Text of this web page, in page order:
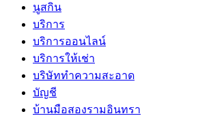
นูสกิน
บริการ
บริการออนไลน์
บริการให้เช่า
บริษัททำความสะอาด
บัญชี
บ้านมือสองรามอินทรา